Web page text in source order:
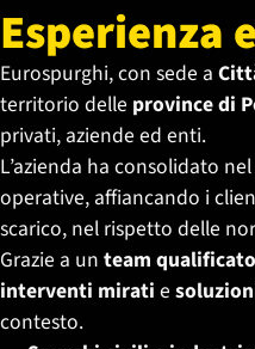
Esperienza
Eurospurghi, con sede a
territorio delle province di
privati, aziende ed enti.
L’azienda ha consolidato
operative, affiancando i
scarico, nel rispetto delle
Grazie a un team qualificato
interventi mirati e
contesto.